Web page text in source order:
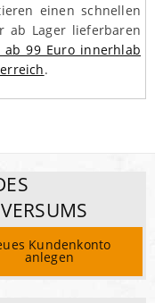
einen schnellen
ab Lager lieferbaren
ab 99 Euro innerhlab
.
Kundenkonto
anlegen